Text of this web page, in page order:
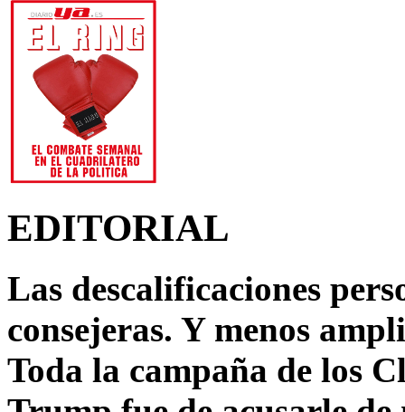
EDITORIAL
Las descalificaciones
consejeras. Y menos
Toda la campaña de los